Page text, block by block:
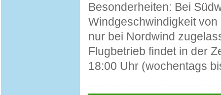
Besonderheiten: Bei
Windgeschwindigkeit
nur bei Nordwind
Flugbetrieb findet in der
18:00 Uhr (wochentags